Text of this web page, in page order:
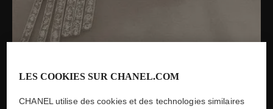
LES COOKIES SUR CHANEL.COM
CHANEL utilise des cookies et des technologies similaires